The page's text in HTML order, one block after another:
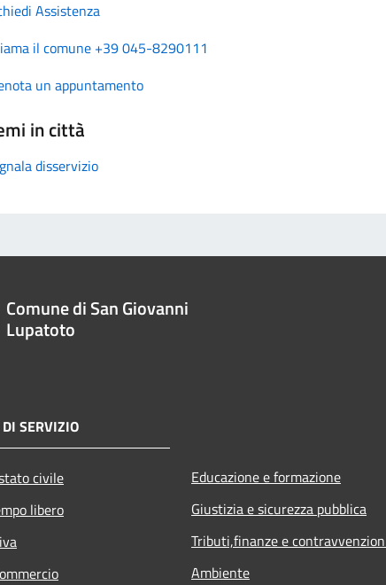
Assistenza
il comune +39 045-8290111
un appuntamento
in città
disservizio
Comune di San Giovanni
Lupatoto
DI SERVIZIO
civile
libero
Educazione e formazione
Giustizia e sicurezza pubblica
Tributi,finanze e
Ambiente